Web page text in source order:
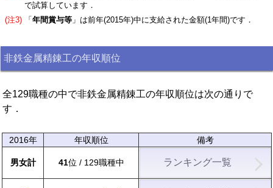
で試算しています．
(注3)
「 年間賞与等 」は前年(2015年)中に支給された金額(1年間)です．
非鉄金属精錬工の年収順位
全129職種の中で非鉄金属精錬工の年収順位は次の通りで
す．
2016年 年収順位 備考
男女計 41位 / 129職種中 ランキング一覧